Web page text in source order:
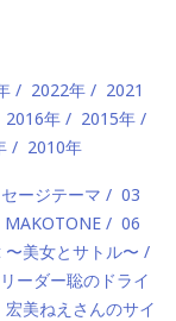
2022年
2021
2016年
2015年
2010年
ージテーマ
03
MAKOTONE
06
美女とサトル〜
リーダー聡のドライ
宏美ねえさんのサイ